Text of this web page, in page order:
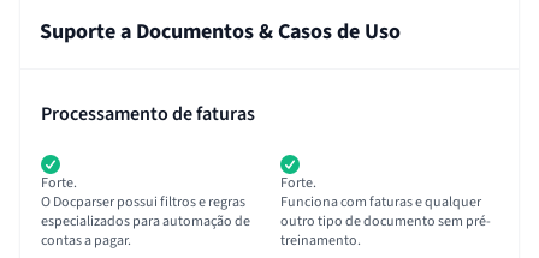
Suporte a Documentos & Casos de Uso
Processamento de faturas
Forte.
O Docparser possui filtros e regras
especializados para automação de
contas a pagar.
Forte.
Funciona com faturas e qualquer
outro tipo de documento sem pré-
treinamento.